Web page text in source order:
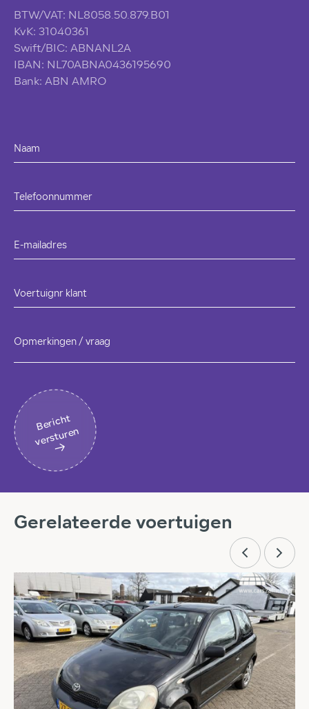
BTW/VAT: NL8058.50.879.B01
KvK: 31040361
Swift/BIC: ABNANL2A
IBAN: NL70ABNA0436195690
Bank: ABN AMRO
Naam
Telefoonnummer
E-mailadres
Voertuignr klant
Opmerkingen / vraag
B
eri
c
ht
v
erst
ur
en
Gerelateerde voertuigen